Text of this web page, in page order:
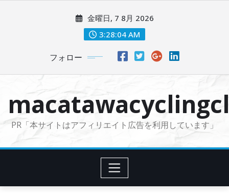
に
金曜日, 7 8月 2026
3:28:05 AM
フォロー
PR「本サイトはアフィリエイト広告を利用しています」